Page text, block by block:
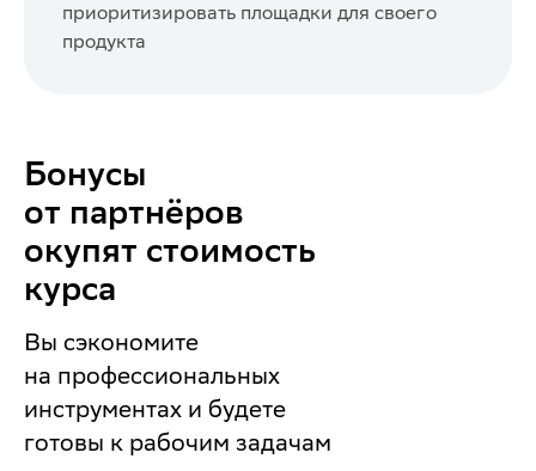
приоритизировать площадки для своего
продукта
Бонусы
от партнёров
окупят стоимость
курса
Вы сэкономите
на профессиональных
инструментах и будете
готовы к рабочим задачам